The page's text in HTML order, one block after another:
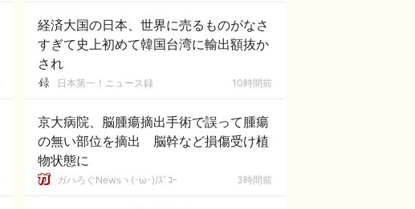
経済大国の日本、世界に売るものがなさ
すぎて史上初めて韓国台湾に輸出額抜か
され
日本第一！ニュース録 10時間前
京大病院、脳腫瘍摘出手術で誤って腫瘍
の無い部位を摘出 脳幹など損傷受け植
物状態に
ガハろぐNewsヽ(･ω･)/ｽﾞｺｰ 3時間前